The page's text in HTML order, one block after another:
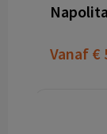
Vanaf €